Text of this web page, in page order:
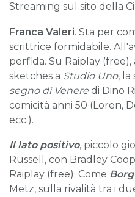
Streaming sul sito della
Franca Valeri. Sta per
scrittrice formidabile.
perfida. Su Raiplay
sketches a Studio Uno, la
segno di Venere di Dino
comicità anni 50 (Loren,
ecc.).
Il lato positivo, piccolo
Russell, con Bradley
Raiplay (free). Come
Metz, sulla rivalità tra i